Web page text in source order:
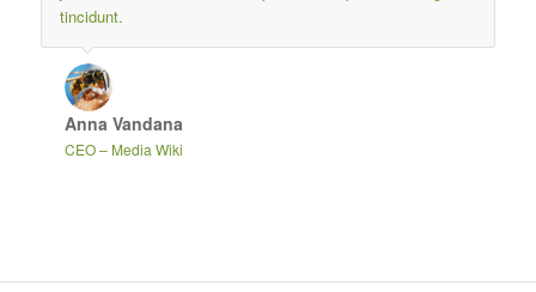
tincidunt.
Anna Vandana
CEO– Media Wiki